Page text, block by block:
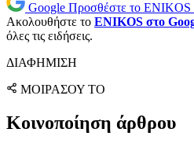
Google Προσθέστε το ENIKOS
Ακολουθήστε το ENIKOS στο
όλες τις ειδήσεις.
ΔΙΑΦΗΜΙΣΗ
ΜΟΙΡΑΣΟΥ ΤΟ
Κοινοποίηση άρθρου